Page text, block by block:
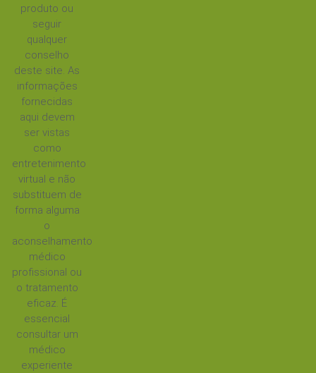
produto ou
seguir
qualquer
conselho
deste site. As
informações
fornecidas
aqui devem
ser vistas
como
entretenimento
virtual e não
substituem de
forma alguma
o
aconselhamento
médico
profissional ou
o tratamento
eficaz. É
essencial
consultar um
médico
experiente